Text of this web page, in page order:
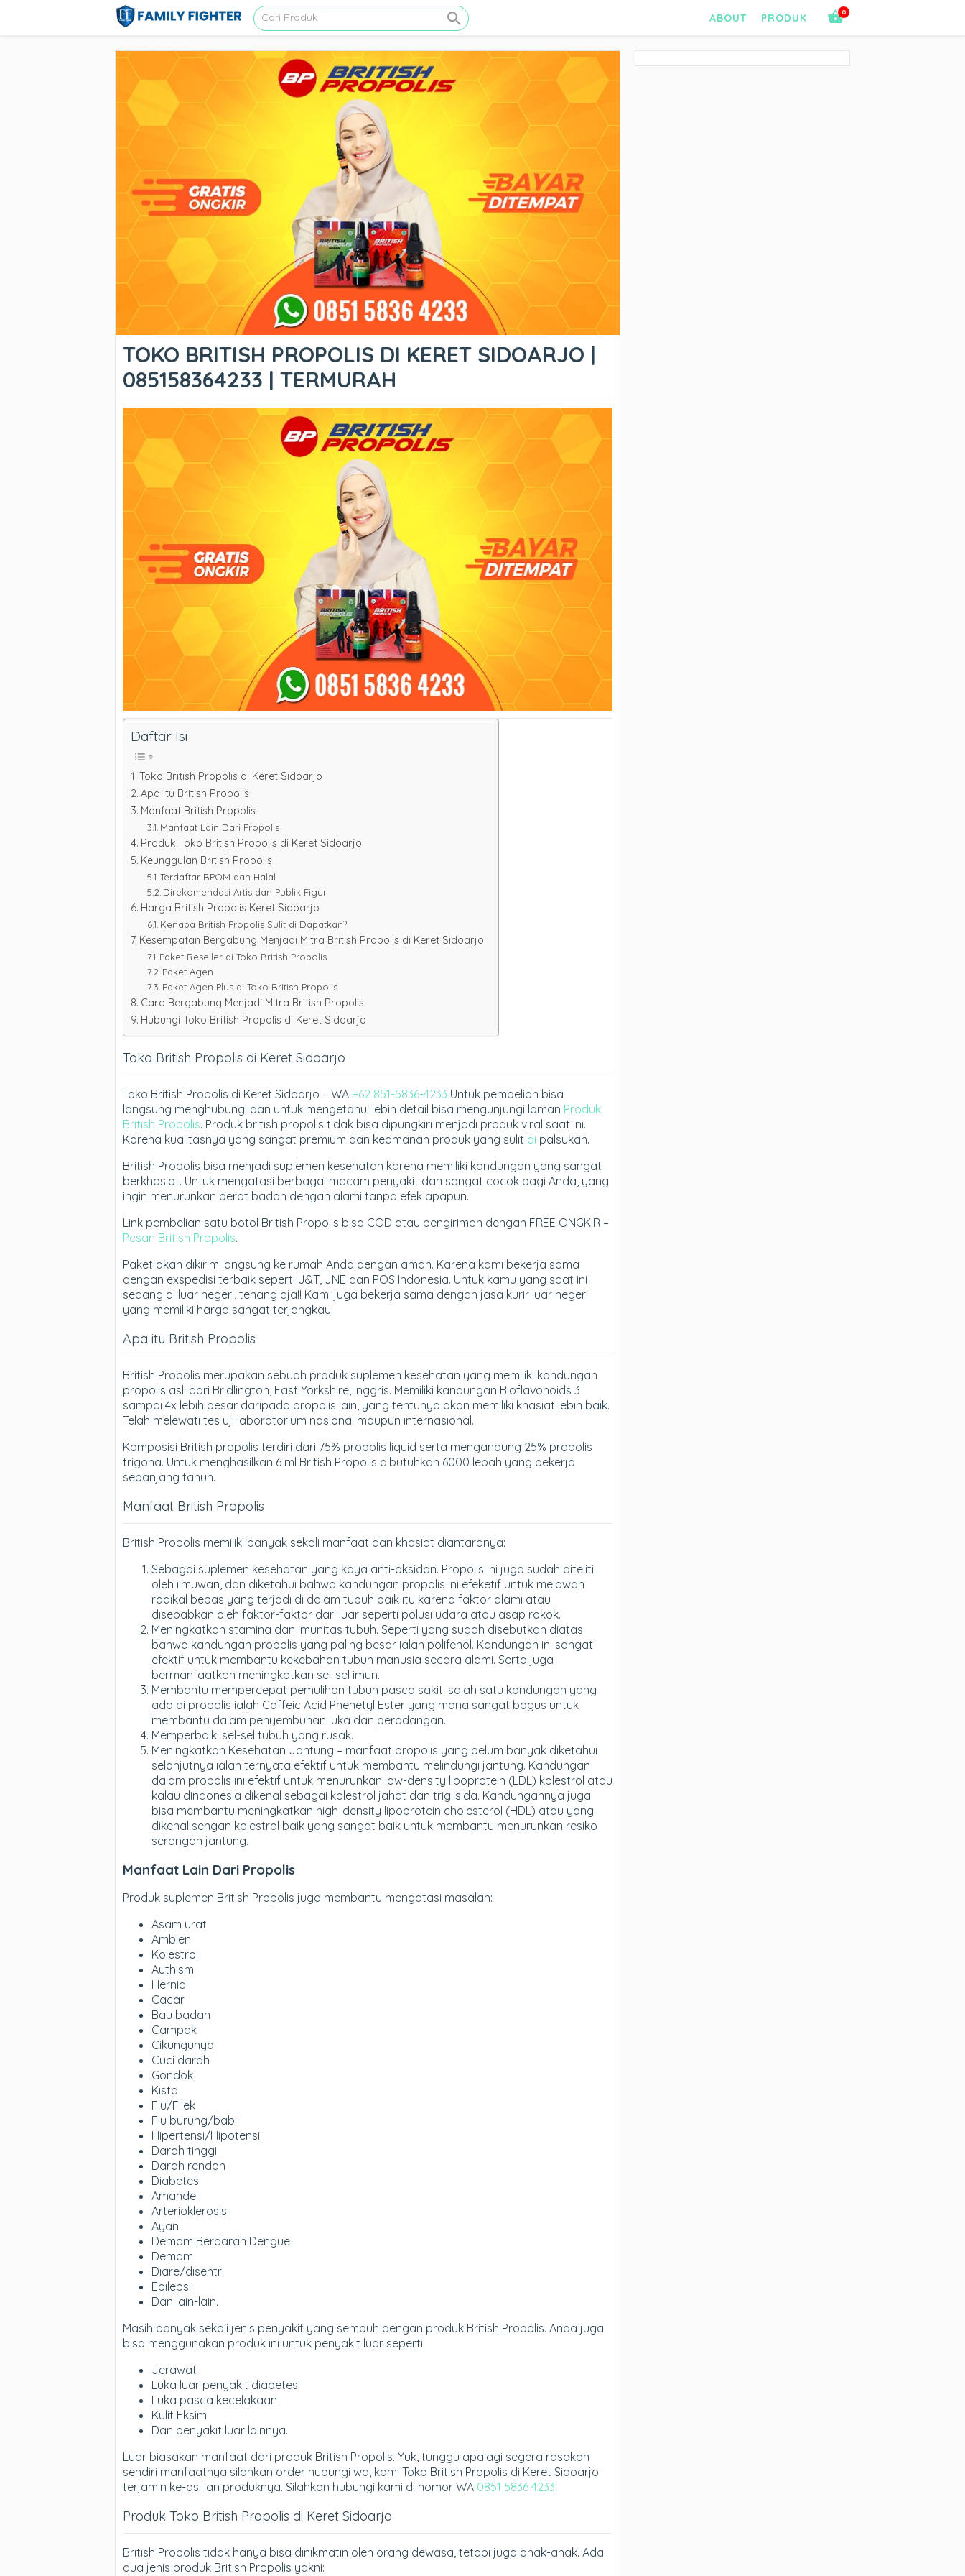
0
ABOUT PRODUK
TOKO BRITISH PROPOLIS DI KERET SIDOARJO |
085158364233 | TERMURAH
Daftar Isi
Toko British Propolis di Keret Sidoarjo
Apa itu British Propolis
Manfaat British Propolis
Manfaat Lain Dari Propolis
Produk Toko British Propolis di Keret Sidoarjo
Keunggulan British Propolis
Terdaftar BPOM dan Halal
Direkomendasi Artis dan Publik Figur
Harga British Propolis Keret Sidoarjo
Kenapa British Propolis Sulit di Dapatkan?
Kesempatan Bergabung Menjadi Mitra British Propolis di Keret Sidoarjo
Paket Reseller di Toko British Propolis
Paket Agen
Paket Agen Plus di Toko British Propolis
Cara Bergabung Menjadi Mitra British Propolis
Hubungi Toko British Propolis di Keret Sidoarjo
Toko British Propolis di Keret Sidoarjo
Toko British Propolis di Keret Sidoarjo – WA +62 851-5836-4233 Untuk pembelian bisa
langsung menghubungi dan untuk mengetahui lebih detail bisa mengunjungi laman Produk
British Propolis. Produk british propolis tidak bisa dipungkiri menjadi produk viral saat ini.
Karena kualitasnya yang sangat premium dan keamanan produk yang sulit di palsukan.
British Propolis bisa menjadi suplemen kesehatan karena memiliki kandungan yang sangat
berkhasiat. Untuk mengatasi berbagai macam penyakit dan sangat cocok bagi Anda, yang
ingin menurunkan berat badan dengan alami tanpa efek apapun.
Link pembelian satu botol British Propolis bisa COD atau pengiriman dengan FREE ONGKIR –
Pesan British Propolis.
Paket akan dikirim langsung ke rumah Anda dengan aman. Karena kami bekerja sama
dengan exspedisi terbaik seperti J&T, JNE dan POS Indonesia. Untuk kamu yang saat ini
sedang di luar negeri, tenang aja!! Kami juga bekerja sama dengan jasa kurir luar negeri
yang memiliki harga sangat terjangkau.
Apa itu British Propolis
British Propolis merupakan sebuah produk suplemen kesehatan yang memiliki kandungan
propolis asli dari Bridlington, East Yorkshire, Inggris. Memiliki kandungan Bioflavonoids 3
sampai 4x lebih besar daripada propolis lain, yang tentunya akan memiliki khasiat lebih baik.
Telah melewati tes uji laboratorium nasional maupun internasional.
Komposisi British propolis terdiri dari 75% propolis liquid serta mengandung 25% propolis
trigona. Untuk menghasilkan 6 ml British Propolis dibutuhkan 6000 lebah yang bekerja
sepanjang tahun.
Manfaat British Propolis
British Propolis memiliki banyak sekali manfaat dan khasiat diantaranya:
Sebagai suplemen kesehatan yang kaya anti-oksidan. Propolis ini juga sudah diteliti
oleh ilmuwan, dan diketahui bahwa kandungan propolis ini efeketif untuk melawan
radikal bebas yang terjadi di dalam tubuh baik itu karena faktor alami atau
disebabkan oleh faktor-faktor dari luar seperti polusi udara atau asap rokok.
Meningkatkan stamina dan imunitas tubuh. Seperti yang sudah disebutkan diatas
bahwa kandungan propolis yang paling besar ialah polifenol. Kandungan ini sangat
efektif untuk membantu kekebahan tubuh manusia secara alami. Serta juga
bermanfaatkan meningkatkan sel-sel imun.
Membantu mempercepat pemulihan tubuh pasca sakit. salah satu kandungan yang
ada di propolis ialah Caffeic Acid Phenetyl Ester yang mana sangat bagus untuk
membantu dalam penyembuhan luka dan peradangan.
Memperbaiki sel-sel tubuh yang rusak.
Meningkatkan Kesehatan Jantung – manfaat propolis yang belum banyak diketahui
selanjutnya ialah ternyata efektif untuk membantu melindungi jantung. Kandungan
dalam propolis ini efektif untuk menurunkan low-density lipoprotein (LDL) kolestrol atau
kalau dindonesia dikenal sebagai kolestrol jahat dan triglisida. Kandungannya juga
bisa membantu meningkatkan high-density lipoprotein cholesterol (HDL) atau yang
dikenal sengan kolestrol baik yang sangat baik untuk membantu menurunkan resiko
serangan jantung.
Manfaat Lain Dari Propolis
Produk suplemen British Propolis juga membantu mengatasi masalah:
Asam urat
Ambien
Kolestrol
Authism
Hernia
Cacar
Bau badan
Campak
Cikungunya
Cuci darah
Gondok
Kista
Flu/Filek
Flu burung/babi
Hipertensi/Hipotensi
Darah tinggi
Darah rendah
Diabetes
Amandel
Arterioklerosis
Ayan
Demam Berdarah Dengue
Demam
Diare/disentri
Epilepsi
Dan lain-lain.
Masih banyak sekali jenis penyakit yang sembuh dengan produk British Propolis. Anda juga
bisa menggunakan produk ini untuk penyakit luar seperti:
Jerawat
Luka luar penyakit diabetes
Luka pasca kecelakaan
Kulit Eksim
Dan penyakit luar lainnya.
Luar biasakan manfaat dari produk British Propolis. Yuk, tunggu apalagi segera rasakan
sendiri manfaatnya silahkan order hubungi wa, kami Toko British Propolis di Keret Sidoarjo
terjamin ke-asli an produknya. Silahkan hubungi kami di nomor WA 0851 5836 4233.
Produk Toko British Propolis di Keret Sidoarjo
British Propolis tidak hanya bisa dinikmatin oleh orang dewasa, tetapi juga anak-anak. Ada
dua jenis produk British Propolis yakni: